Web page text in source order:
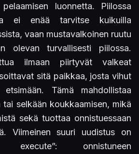
luonnetta. Piilossa
ei enää tarvitse kuikuilla
vaan mustavalkoinen ruutu
olevan turvallisesti piilossa.
ilmaan piirtyvät valkeat
sitä paikkaa, josta vihut
Tämä mahdollistaa
selkään koukkaamisen, mikä
sekä tuottaa onnistuessaan
Viimeinen suuri uudistus on
onnistuneen